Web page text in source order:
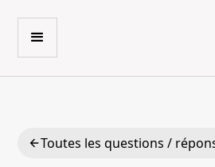
Toutes les questions /